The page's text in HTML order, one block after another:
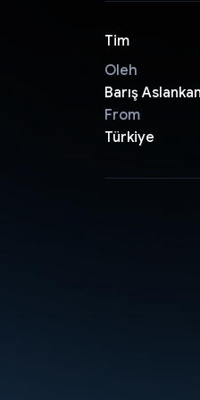
Tim
Oleh
Barış
From
Türkiye